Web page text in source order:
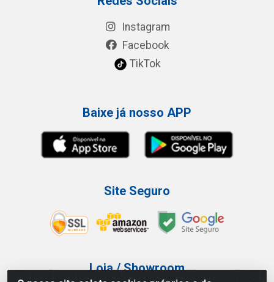
Instagram
Facebook
TikTok
Baixe já nosso APP
Site Seguro
Loja / Showroom